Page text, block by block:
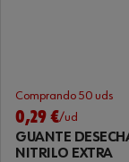
Comprando 50 uds
0,29 €/ud
GUANTE
NITRILO EXTRA